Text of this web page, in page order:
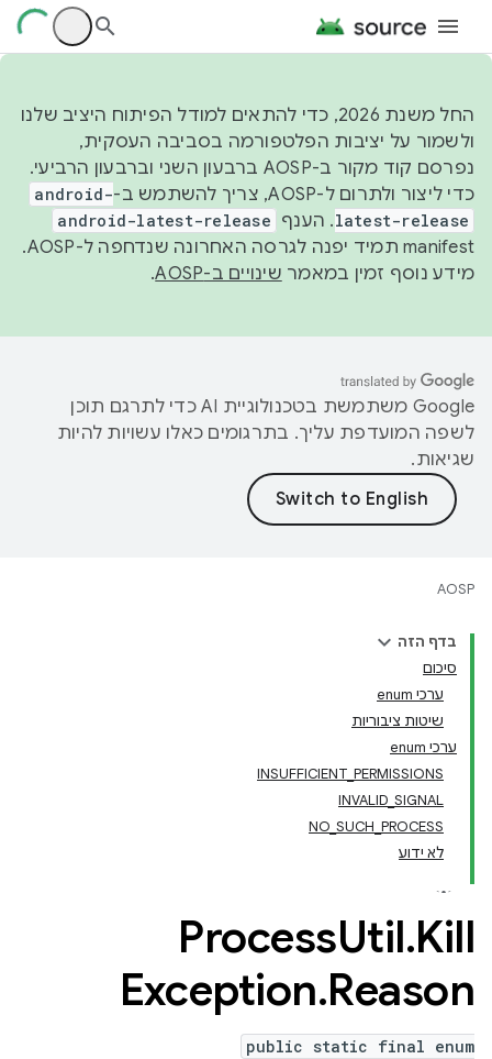
החל משנת 2026, כדי להתאים למודל הפיתוח היציב שלנו
ולשמור על יציבות הפלטפורמה בסביבה העסקית,
נפרסם קוד מקור ב-AOSP ברבעון השני וברבעון הרביעי.
כדי ליצור ולתרום ל-AOSP, צריך להשתמש ב-
android-
latest-release. הענף android-latest-release
manifest תמיד יפנה לגרסה האחרונה שנדחפה ל-AOSP.
מידע נוסף זמין במאמר שינויים ב-AOSP .
‫Google משתמשת בטכנולוגיית AI כדי לתרגם תוכן
לשפה המועדפת עליך. בתרגומים כאלו עשויות להיות
שגיאות.
AOSP
בדף הזה
סיכום
ערכי enum
שיטות ציבוריות
ערכי enum
INSUFFICIENT_PERMISSIONS
INVALID_SIGNAL
NO_SUCH_PROCESS
לא ידוע
ProcessUtil.Kill
Exception.Reason
public static final enum